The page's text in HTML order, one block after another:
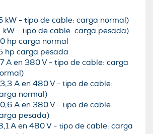
kW - tipo de cable: carga normal)
kW - tipo de cable: carga pesada)
hp carga normal
hp carga pesada
A en 380 V - tipo de cable: carga
A en 480 V - tipo de cable:
normal)
A en 380 V - tipo de cable:
pesada)
A en 480 V - tipo de cable: carga